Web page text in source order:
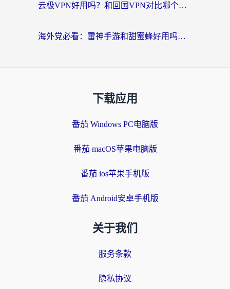
云极VPN好用吗？和回国VPN对比哪个回国效果更好？海外党亲测避坑指南
海外党必看：雷神手游和甜蜜蜂好用吗？3步选对回国加速器无缝刷国内资源
下载应用
番茄 Windows PC电脑版
番茄 macOS苹果电脑版
番茄 ios苹果手机版
番茄 Android安卓手机版
关于我们
服务条款
隐私协议